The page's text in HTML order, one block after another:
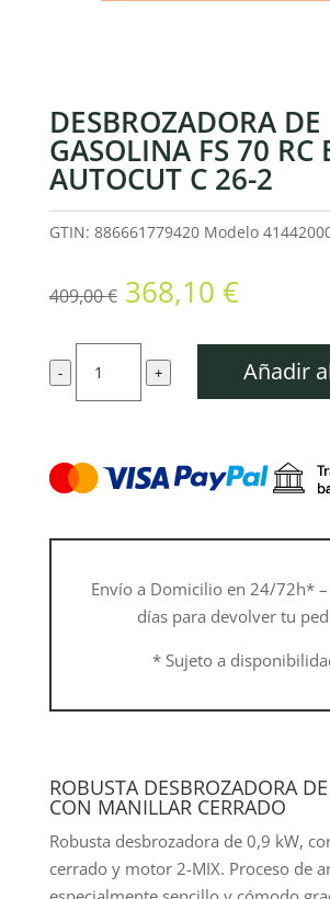
DESBROZADORA DE
GASOLINA FS 70 RC
AUTOCUT C 26-2
GTIN: 886661779420 Modelo
409,00€ El
precio
original
era:
409,00 €.
368,10 €El
actual
es:
-
Desbrozadora
70
RC
-
+ Añadir
Envío a Domicilio en 24/72h* –
días para devolver tu
* Sujeto a
ROBUSTA DESBROZADORA
CON MANILLAR CERRADO
Robusta desbrozadora de 0,9 kW,
cerrado y motor 2-MIX. Proceso de